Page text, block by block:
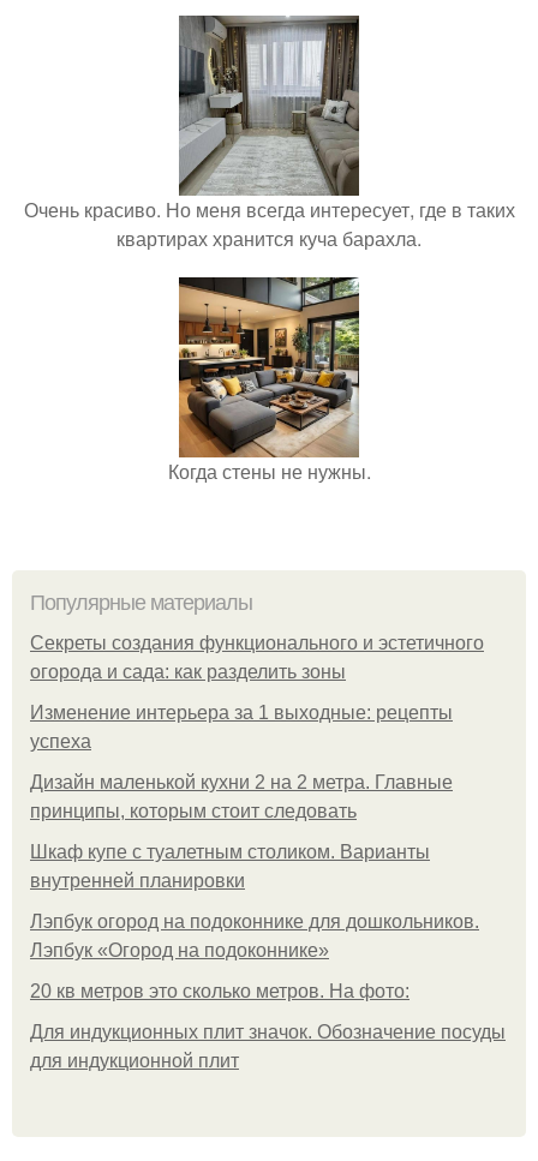
Очень красиво. Но меня всегда интересует, где в таких
квартирах хранится куча барахла.
Когда стены не нужны.
Популярные материалы
Секреты создания функционального и эстетичного
огорода и сада: как разделить зоны
Изменение интерьера за 1 выходные: рецепты
успеха
Дизайн маленькой кухни 2 на 2 метра. Главные
принципы, которым стоит следовать
Шкаф купе с туалетным столиком. Варианты
внутренней планировки
Лэпбук огород на подоконнике для дошкольников.
Лэпбук «Огород на подоконнике»
20 кв метров это сколько метров. На фото:
Для индукционных плит значок. Обозначение посуды
для индукционной плит